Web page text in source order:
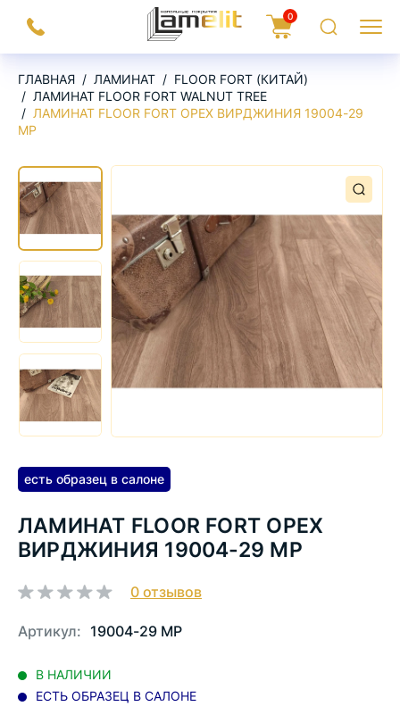
Заказать
звонок
На
Корзина
0
ПоискМеню
ГЛАВНАЯ ЛАМИНАТ
FLOOR FORT (КИТАЙ)
ЛАМИНАТ FLOOR FORT WALNUT TREE
ЛАМИНАТ FLOOR FORT ОРЕХ ВИРДЖИНИЯ 19004-29
MP
есть образец в салоне
ЛАМИНАТ FLOOR FORT ОРЕХ
ВИРДЖИНИЯ 19004-29 MP
0 отзывов
Артикул: 19004-29 MP
В НАЛИЧИИ
ЕСТЬ ОБРАЗЕЦ В САЛОНЕ